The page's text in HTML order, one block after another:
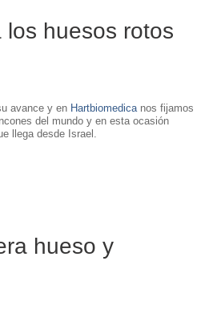
huesos rotos
avance y en Hartbiomedicanos fijamos
del mundo y en esta ocasión
llega desde Israel.
hueso y